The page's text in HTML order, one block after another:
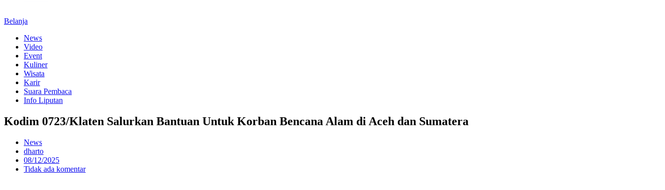
Belanja
News
Video
Event
Kuliner
Wisata
Karir
Suara Pembaca
Info Liputan
Kodim 0723/Klaten Salurkan Bantuan Untuk Korban Bencana Alam di Aceh dan Sumatera
News
dharto
08/12/2025
Tidak ada komentar